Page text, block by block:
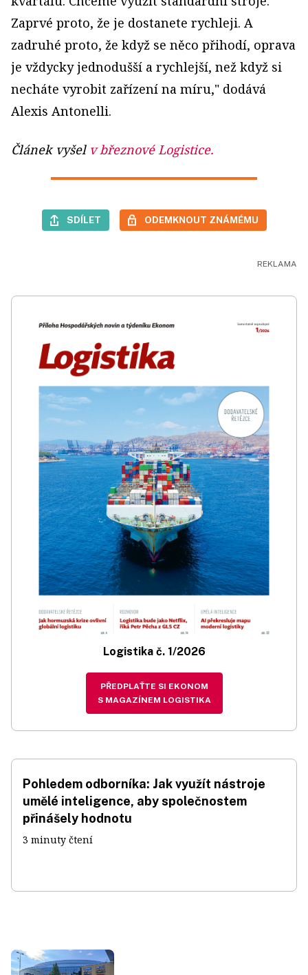
Zaprvé proto, že je dostanete rychleji. A
zadruhé proto, že když se něco přihodí, oprava
je vždycky jednodušší a rychlejší, než když si
necháte vyrobit zařízení na míru," dodává
Alexis Antonelli.
Článek vyšel v březnové Logistice.
SDÍLET ODEMKNOUT ZNÁMÉMU
Logistika č. 1/2026
PŘEDPLAŤTE SI EKONOM
S MAGAZÍNEM LOGISTIKA
Pohledem odborníka: Jak využít nástroje
umělé inteligence, aby společnostem
přinášely hodnotu
3 minuty čtení